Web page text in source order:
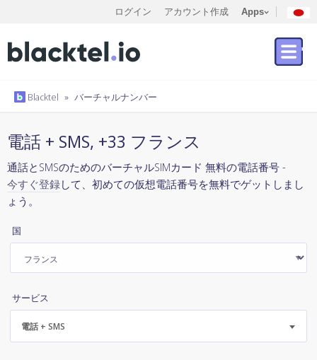
ログイン アカウント作成 Apps
Blacktel » バーチャルナンバー
電話 + SMS, +33 フランス
通話とSMSのためのバーチャルSIMカード 無料の電話番号 -
今すぐ登録して、初めての仮想電話番号を無料でゲットしまし
ょう。
国
サービス
電話 + SMS